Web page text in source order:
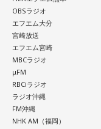
すよ。
■監修者プロフィール
東京・池袋占い館セ
に輝き、その後殿堂
テレビ番組『THE 的
に輝く。母方の親戚
OBSラジオ
エフエム大分
宮崎放送
エフエム宮崎
MBCラジオ
μFM
RBCiラジオ
ラジオ沖縄
FM沖縄
NHK AM（福岡）